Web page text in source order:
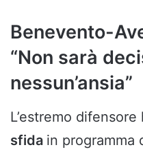
Benevento-
“Non sarà
nessun’ansia”
L’estremo
sfida in programma